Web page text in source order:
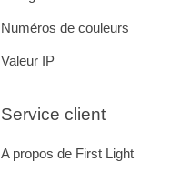
Service client
A propos de First Light
Numéros de couleurs
Valeur IP